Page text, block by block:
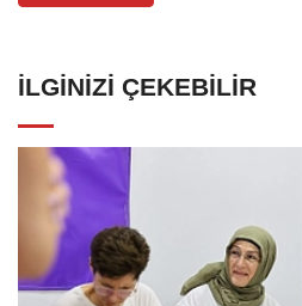
İLGINIZI ÇEKEBILIR